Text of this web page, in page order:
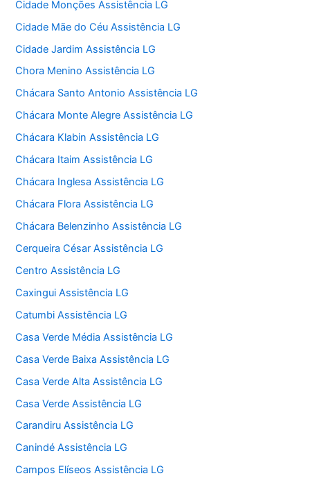
Cidade Monções Assistência LG
Cidade Mãe do Céu Assistência LG
Cidade Jardim Assistência LG
Chora Menino Assistência LG
Chácara Santo Antonio Assistência LG
Chácara Monte Alegre Assistência LG
Chácara Klabin Assistência LG
Chácara Itaim Assistência LG
Chácara Inglesa Assistência LG
Chácara Flora Assistência LG
Chácara Belenzinho Assistência LG
Cerqueira César Assistência LG
Centro Assistência LG
Caxingui Assistência LG
Catumbi Assistência LG
Casa Verde Média Assistência LG
Casa Verde Baixa Assistência LG
Casa Verde Alta Assistência LG
Casa Verde Assistência LG
Carandiru Assistência LG
Canindé Assistência LG
Campos Elíseos Assistência LG